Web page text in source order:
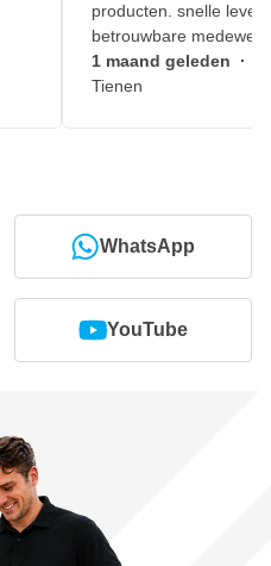
producten. snelle
betrouwbare
1 maand geleden ·
Tienen
WhatsApp
YouTube